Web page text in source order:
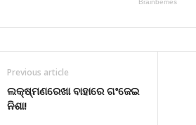
Previous article
ଲକ୍ଷ୍ମଣରେଖା ବାହାରେ ଗଂଜେଇ
ନିଶା!